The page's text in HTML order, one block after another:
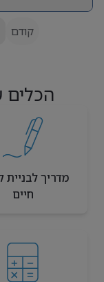
קודם
מדריך לבניית
חיים